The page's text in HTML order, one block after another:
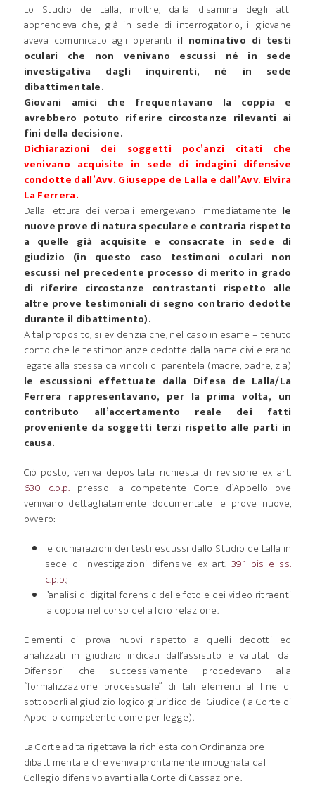
Lo Studio de Lalla, inoltre, dalla disamina degli atti
apprendeva che, già in sede di interrogatorio, il giovane
aveva comunicato agli operanti il nominativo di testi
oculari che non venivano escussi né in sede
investigativa dagli inquirenti, né in sede
dibattimentale.
Giovani amici che frequentavano la coppia e
avrebbero potuto riferire circostanze rilevanti ai
fini della decisione.
Dichiarazioni dei soggetti poc’anzi citati che
venivano acquisite in sede di indagini difensive
condotte dall’Avv. Giuseppe de Lalla e dall’Avv. Elvira
La Ferrera.
Dalla lettura dei verbali emergevano immediatamente le
nuove prove di natura speculare e contraria rispetto
a quelle già acquisite e consacrate in sede di
giudizio (in questo caso testimoni oculari non
escussi nel precedente processo di merito in grado
di riferire circostanze contrastanti rispetto alle
altre prove testimoniali di segno contrario dedotte
durante il dibattimento).
A tal proposito, si evidenzia che, nel caso in esame – tenuto
conto che le testimonianze dedotte dalla parte civile erano
legate alla stessa da vincoli di parentela (madre, padre, zia)
le escussioni effettuate dalla Difesa de Lalla/La
Ferrera rappresentavano, per la prima volta, un
contributo all’accertamento reale dei fatti
proveniente da soggetti terzi rispetto alle parti in
causa.
Ciò posto, veniva depositata richiesta di revisione ex art.
630 c.p.p. presso la competente Corte d’Appello ove
venivano dettagliatamente documentate le prove nuove,
ovvero:
le dichiarazioni dei testi escussi dallo Studio de Lalla in
sede di investigazioni difensive ex art. 391 bis e ss.
c.p.p.;
l’analisi di digital forensic delle foto e dei video ritraenti
la coppia nel corso della loro relazione.
Elementi di prova nuovi rispetto a quelli dedotti ed
analizzati in giudizio indicati dall’assistito e valutati dai
Difensori che successivamente procedevano alla
“formalizzazione processuale” di tali elementi al fine di
sottoporli al giudizio logico-giuridico del Giudice (la Corte di
Appello competente come per legge).
La Corte adita rigettava la richiesta con Ordinanza pre-
dibattimentale che veniva prontamente impugnata dal
Collegio difensivo avanti alla Corte di Cassazione.